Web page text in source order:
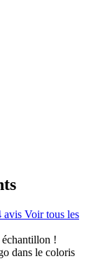
avis Voir tous les
échantillon !